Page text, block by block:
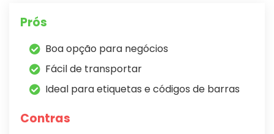
Prós
Boa opção para negócios
Fácil de transportar
Ideal para etiquetas e códigos de barras
Contras